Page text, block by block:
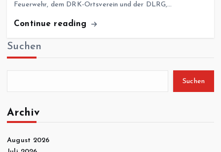
Feuerwehr, dem DRK-Ortsverein und der DLRG,…
Continue reading
Suchen
Suchen
Archiv
August 2026